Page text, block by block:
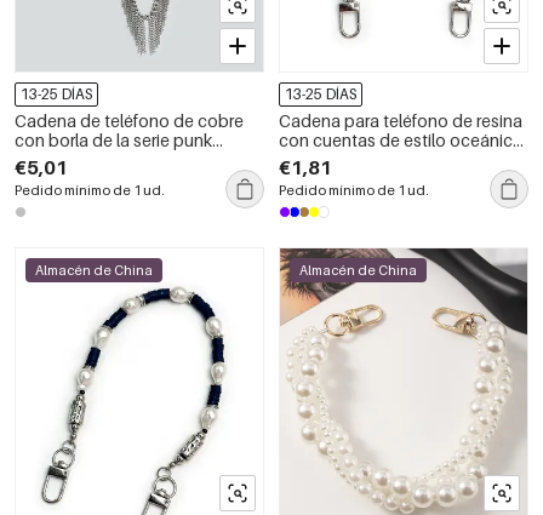
13-25 DÍAS
Cadena de teléfono de cobre
con borla de la serie punk
sencilla
€5,01
Pedido mínimo de 1 ud.
13-25 DÍAS
Cadena para teléfono de resina
con cuentas de estilo oceánico
informal y efecto degradado de
estrella de mar, de la serie
étnica.
€1,81
Pedido mínimo de 1 ud.
Almacén de China Almacén de China